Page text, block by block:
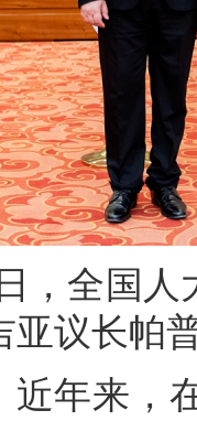
，全国
亚议长帕
近年来，